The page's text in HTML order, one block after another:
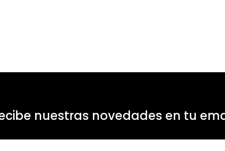
nuestras novedades en tu